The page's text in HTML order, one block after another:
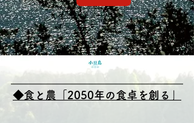
◆食と農「2050年の食卓を創る」